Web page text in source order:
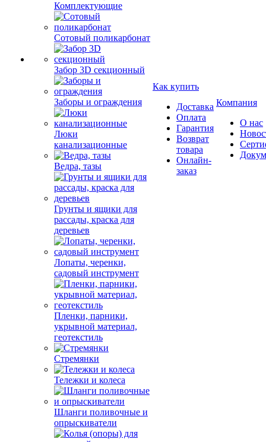
Комплектующие
Сотовый поликарбонат
Забор 3D секционный
Заборы и ограждения
Люки
канализационные
Ведра, тазы
Грунты и ящики для
рассады, краска для
деревьев
Лопаты, черенки,
садовый инструмент
Пленки, парники,
укрывной материал,
геотекстиль
Стремянки
Тележки и колеса
Шланги поливочные и
опрыскиватели
Как купить
Доставка
Оплата
Гарантия
Возврат
товара
Онлайн-
заказ
Компания
О нас